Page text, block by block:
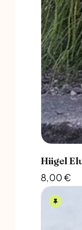
Hiigel
8,00 €